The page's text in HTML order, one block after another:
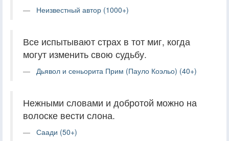
Неизвестный автор (1000+)
Все испытывают страх в тот миг, когда
могут изменить свою судьбу.
Дьявол и сеньорита Прим (Пауло Коэльо) (40+)
Нежными словами и добротой можно на
волоске вести слона.
Саади (50+)